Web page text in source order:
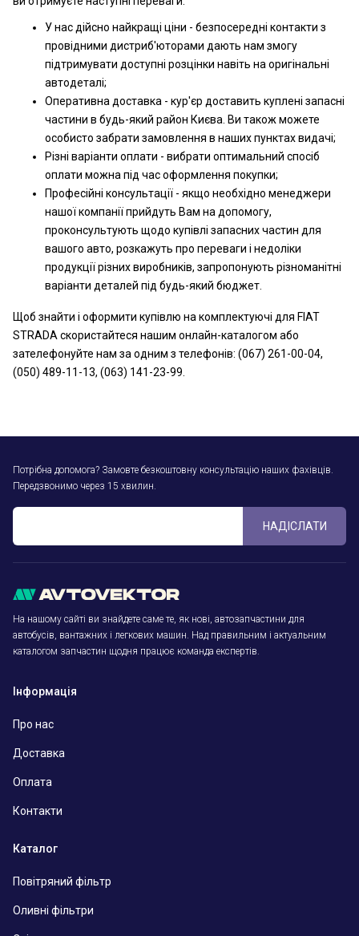
У нас дійсно найкращі ціни - безпосередні контакти з
провідними дистриб'юторами дають нам змогу
підтримувати доступні розцінки навіть на оригінальні
автодеталі;
Оперативна доставка - кур'єр доставить куплені запасні
частини в будь-який район Києва. Ви також можете
особисто забрати замовлення в наших пунктах видачі;
Різні варіанти оплати - вибрати оптимальний спосіб
оплати можна під час оформлення покупки;
Професійні консультації - якщо необхідно менеджери
нашої компанії прийдуть Вам на допомогу,
проконсультують щодо купівлі запасних частин для
вашого авто, розкажуть про переваги і недоліки
продукції різних виробників, запропонують різноманітні
варіанти деталей під будь-який бюджет.
Щоб знайти і оформити купівлю на комплектуючі для FIAT
STRADA скористайтеся нашим онлайн-каталогом або
зателефонуйте нам за одним з телефонів: (067) 261-00-04,
(050) 489-11-13, (063) 141-23-99.
Потрібна допомога? Замовте безкоштовну консультацію наших фахівців.
Передзвонимо через 15 хвилин.
НАДІСЛАТИ
На нашому сайті ви знайдете саме те, як нові, автозапчастини для
автобусів, вантажних і легкових машин. Над правильним і актуальним
каталогом запчастин щодня працює команда експертів.
Інформація
Про нас
Доставка
Оплата
Контакти
Каталог
Повітряний фільтр
Оливні фільтри